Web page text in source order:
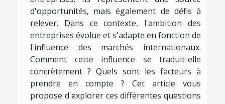
d'opportunités, mais également de défis à
relever. Dans ce contexte, l'ambition des
entreprises évolue et s'adapte en fonction de
l'influence des marchés internationaux.
Comment cette influence se traduit-elle
concrètement ? Quels sont les facteurs à
prendre en compte ? Cet article vous
propose d'explorer ces différentes questions